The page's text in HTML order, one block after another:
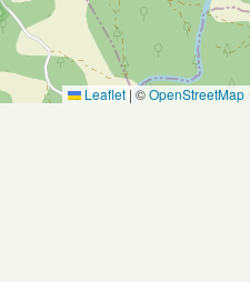
Leaflet | ©OpenStreetMap